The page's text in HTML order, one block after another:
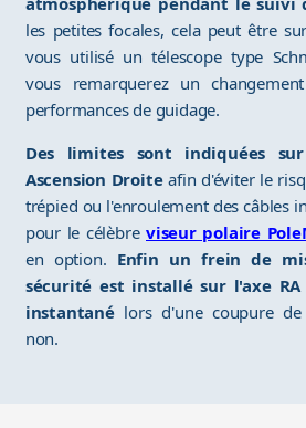
les petites focales, cela peut être
vous utilisé un télescope type
vous remarquerez un
performances de guidage.
Des limites sont indiquées
Ascension Droiteafin d'éviter le
trépied ou l'enroulement des câbles
pour le célèbre viseur polaire
en option. Enfin un frein de
sécurité est installé sur l'axe
instantanélors d'une coupure de
non.